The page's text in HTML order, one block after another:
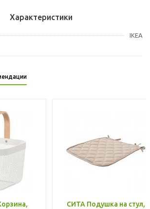
Характеристики
IKEA
СИТА Подушка на стул,